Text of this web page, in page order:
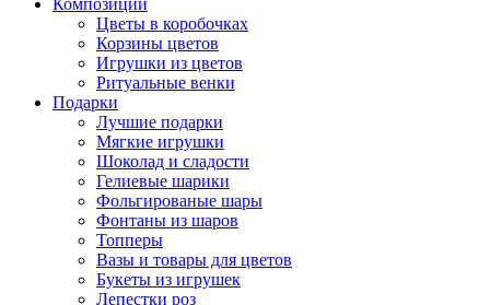
Композиции
Цветы в коробочках
Корзины цветов
Игрушки из цветов
Ритуальные венки
Подарки
Лучшие подарки
Мягкие игрушки
Шоколад и сладости
Гелиевые шарики
Фольгированые шары
Фонтаны из шаров
Топперы
Вазы и товары для цветов
Букеты из игрушек
Лепестки роз